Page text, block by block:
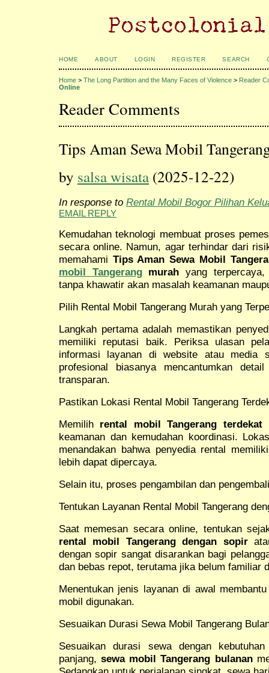
HOME ABOUT LOGIN REGISTER SEARCH
Home > The Long Partition and the Many Faces of Violence > Reader
Online
Reader Comments
Tips Aman Sewa Mobil
by salsa wisata (2025-12-22)
In response to Rental Mobil Bogor Pilihan
EMAIL REPLY
Kemudahan teknologi membuat proses
secara online. Namun, agar terhindar dari
memahami Tips Aman Sewa Mobil
mobil Tangerangmurah yang
tanpa khawatir akan masalah keamanan
Pilih Rental Mobil Tangerang Murah yang
Langkah pertama adalah memastikan
memiliki reputasi baik. Periksa ulasan
informasi layanan di website atau media
profesional biasanya mencantumkan
transparan.
Pastikan Lokasi Rental Mobil Tangerang
Memilih rental mobil Tangerang terdekat
keamanan dan kemudahan koordinasi.
menandakan bahwa penyedia rental
lebih dapat dipercaya.
Selain itu, proses pengambilan dan
Tentukan Layanan Rental Mobil Tangerang
Saat memesan secara online, tentukan
rental mobil Tangerang dengan sopir
dengan sopir sangat disarankan bagi
dan bebas repot, terutama jika belum familiar
Menentukan jenis layanan di awal
mobil digunakan.
Sesuaikan Durasi Sewa Mobil Tangerang
Sesuaikan durasi sewa dengan
panjang,sewa mobil Tangerang bulanan